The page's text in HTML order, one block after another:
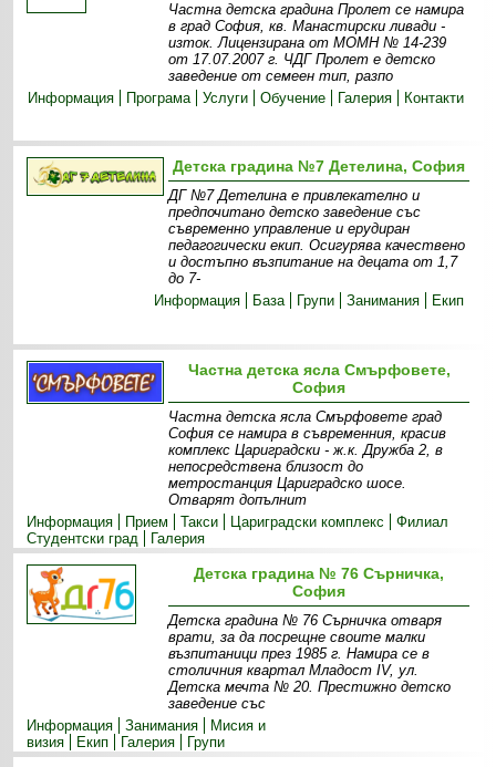
Частна детска градина Пролет се намира
в град София, кв. Манастирски ливади -
изток. Лицензирана от МОМН № 14-239
от 17.07.2007 г. ЧДГ Пролет е детско
заведение от семеен тип, разпо
Информация
Програма Услуги Обучение Галерия Контакти
Детска градина №7 Детелина, София
ДГ №7 Детелина е привлекателно и
предпочитано детско заведение със
съвременно управление и ерудиран
педагогически екип. Осигурява качествено
и достъпно възпитание на децата от 1,7
до 7-
Информация
База Групи Занимания Екип
Частна детска ясла Смърфовете,
София
Частна детска ясла Смърфовете град
София се намира в съвременния, красив
комплекс Цариградски - ж.к. Дружба 2, в
непосредствена близост до
метростанция Цариградско шосе.
Отварят допълнит
Информация
Прием Такси Цариградски комплекс
Филиал
Студентски град
Галерия
Детска градина № 76 Сърничка,
София
Детска градина № 76 Сърничка отваря
врати, за да посрещне своите малки
възпитаници през 1985 г. Намира се в
столичния квартал Младост IV, ул.
Детска мечта № 20. Престижно детско
заведение със
Информация
Занимания
Мисия и
визия
Екип Галерия Групи